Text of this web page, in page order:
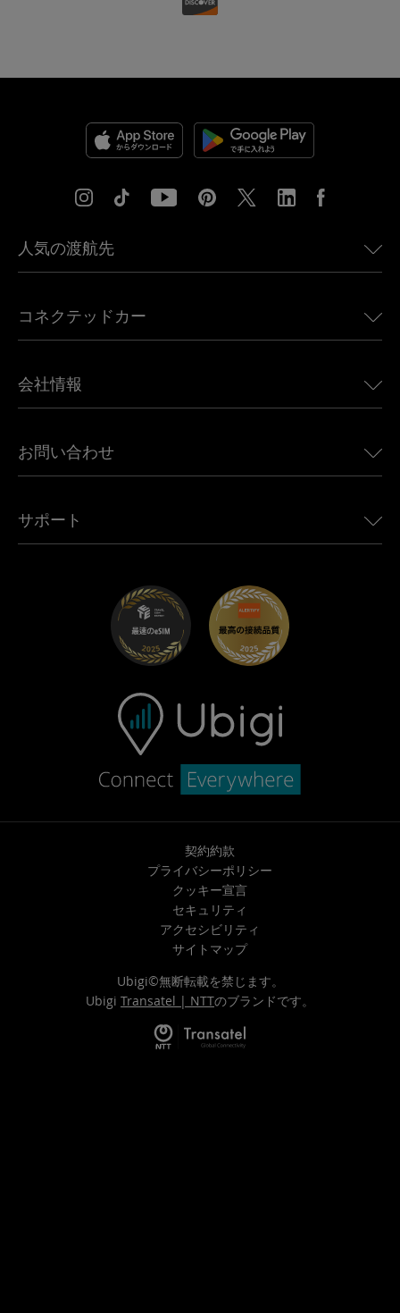
人気の渡航先
ヨーロッパ向けeSIM
カナダ向けeSIM
アフリカ向けeSIM
すべての目的地を見る
コネクテッドカー
Land Rover向けUbigi
Jeep向けUbigi
Mini向けUbigi
Maserati向けUbigi
会社情報
Ubigi関連プレス
Ubigiアプリ
お問い合わせ
アフェリエイトプログラム
サポート
トラブルシューティング
ヘルプセンター
お問い合わせ先
契約約款
プライバシーポリシー
クッキー宣言
セキュリティ
アクセシビリティ
サイトマップ
Ubigi©無断転載を禁じます。
Ubigi Transatel | NTTのブランドです。